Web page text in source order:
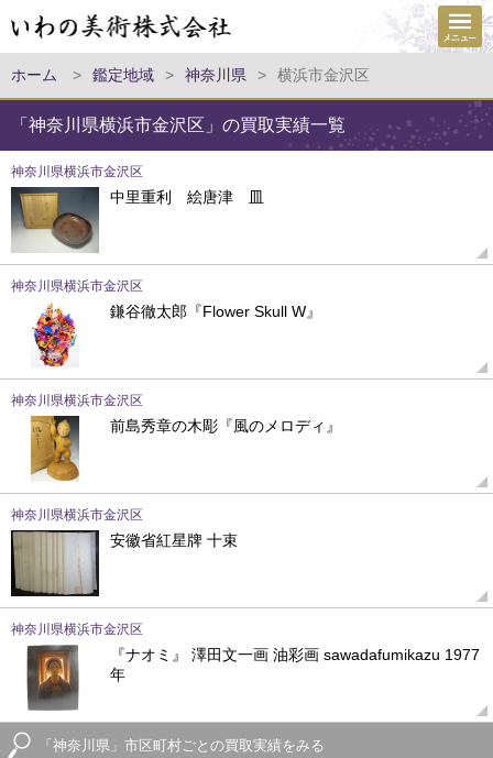
ホーム > 鑑定地域 > 神奈川県 > 横浜市金沢区
「神奈川県横浜市金沢区」の買取実績一覧
神奈川県横浜市金沢区
中里重利 絵唐津 皿
神奈川県横浜市金沢区
鎌谷徹太郎『Flower Skull W』
神奈川県横浜市金沢区
前島秀章の木彫『風のメロディ』
神奈川県横浜市金沢区
安徽省紅星牌 十束
神奈川県横浜市金沢区
『ナオミ』 澤田文一画 油彩画 sawadafumikazu 1977
年
「神奈川県」市区町村ごとの買取実績をみる